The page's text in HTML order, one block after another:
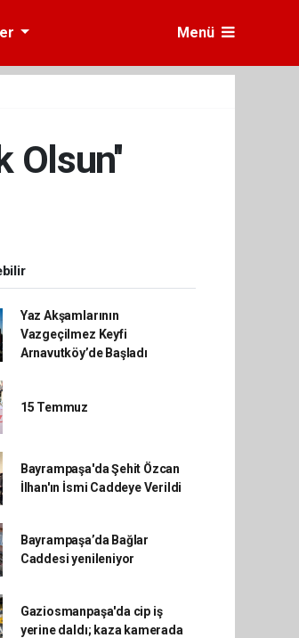
Menü
Olsun''
Yaz Akşamlarının
Vazgeçilmez Keyfi
Arnavutköy’de Başladı
15 Temmuz
Bayrampaşa'da Şehit Özcan
İlhan'ın İsmi Caddeye Verildi
Bayrampaşa’da Bağlar
Caddesi yenileniyor
Gaziosmanpaşa'da cip iş
yerine daldı; kaza kamerada